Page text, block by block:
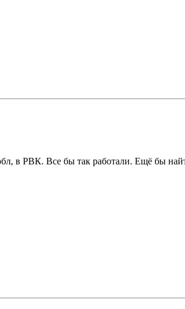
РВК. Все бы так работали. Ещё бы